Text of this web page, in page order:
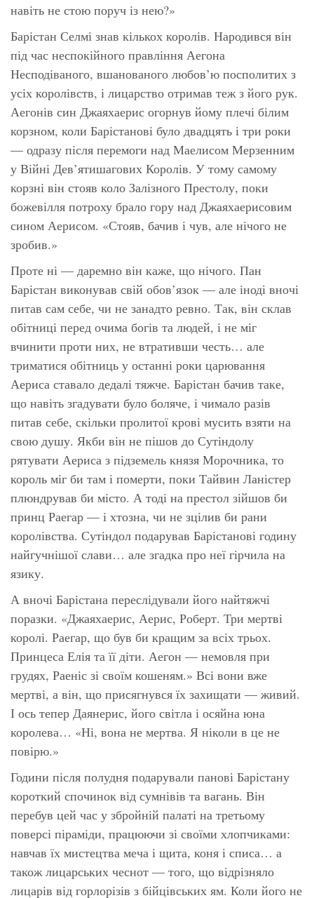
навіть не стою поруч із нею?»
Барістан Селмі знав кількох королів. Народився він
під час неспокійного правління Аегона
Несподіваного, вшанованого любов’ю посполитих з
усіх королівств, і лицарство отримав теж з його рук.
Аегонів син Джаяхаерис огорнув йому плечі білим
корзном, коли Барістанові було двадцять і три роки
— одразу після перемоги над Маелисом Мерзенним
у Війні Дев’ятишагових Королів. У тому самому
корзні він стояв коло Залізного Престолу, поки
божевілля потроху брало гору над Джаяхаерисовим
сином Аерисом. «Стояв, бачив і чув, але нічого не
зробив.»
Проте ні — даремно він каже, що нічого. Пан
Барістан виконував свій обов’язок — але іноді вночі
питав сам себе, чи не занадто ревно. Так, він склав
обітниці перед очима богів та людей, і не міг
вчинити проти них, не втративши честь… але
триматися обітниць у останні роки царювання
Аериса ставало дедалі тяжче. Барістан бачив таке,
що навіть згадувати було боляче, і чимало разів
питав себе, скільки пролитої крові мусить взяти на
свою душу. Якби він не пішов до Сутіндолу
рятувати Аериса з підземель князя Морочника, то
король міг би там і померти, поки Тайвин Ланістер
плюндрував би місто. А тоді на престол зійшов би
принц Раегар — і хтозна, чи не зцілив би рани
королівства. Сутіндол подарував Барістанові годину
найгучнішої слави… але згадка про неї гірчила на
язику.
А вночі Барістана переслідували його найтяжчі
поразки. «Джаяхаерис, Аерис, Роберт. Три мертві
королі. Раегар, що був би кращим за всіх трьох.
Принцеса Елія та її діти. Аегон — немовля при
грудях, Раеніс зі своїм кошеням.» Всі вони вже
мертві, а він, що присягнувся їх захищати — живий.
І ось тепер Даянерис, його світла і осяйна юна
королева… «Ні, вона не мертва. Я ніколи в це не
повірю.»
Години після полудня подарували панові Барістану
короткий спочинок від сумнівів та вагань. Він
перебув цей час у збройній палаті на третьому
поверсі піраміди, працюючи зі своїми хлопчиками:
навчав їх мистецтва меча і щита, коня і списа… а
також лицарських чеснот — того, що відрізняло
лицарів від горлорізів з бійцівських ям. Коли його не